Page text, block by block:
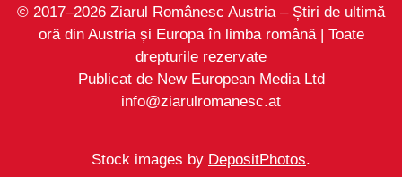
© 2017–2026 Ziarul Românesc Austria – Știri de ultimă
oră din Austria și Europa în limba română | Toate
drepturile rezervate
Publicat de New European Media Ltd
info@ziarulromanesc.at
Stock images by DepositPhotos.